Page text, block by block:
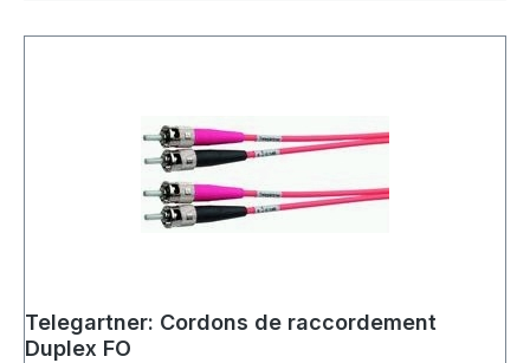
Telegartner: Cordons de raccordement
Duplex FO